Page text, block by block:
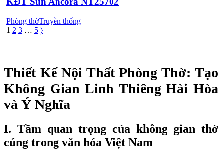
Phòng thờTruyền thống
1 2 3 … 5 〉
Thiết Kế Nội Thất Phòng Thờ: Tạo
Không Gian Linh Thiêng Hài Hòa
và Ý Nghĩa
I. Tầm quan trọng của không gian thờ
cúng trong văn hóa Việt Nam